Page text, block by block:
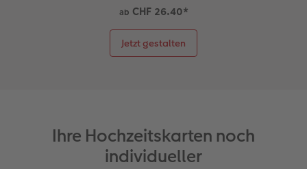
ab CHF 26.40*
Jetzt gestalten
Ihre Hochzeitskarten noch
individueller